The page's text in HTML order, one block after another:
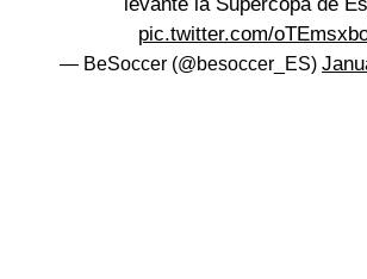
pic.twitter.com/
— BeSoccer (@besoccer_ES)